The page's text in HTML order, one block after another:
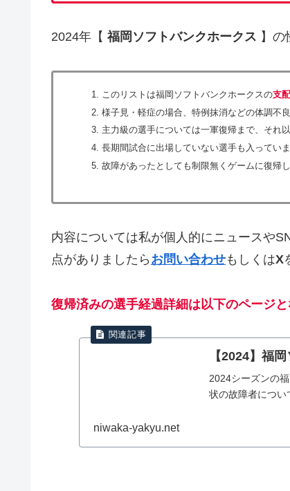
2024年【 福岡ソフトバンクホークス 】の
このリストは福岡ソフトバンクホークスの支
様子見・軽症の場合、特例抹消などの体調不
主力級の選手については一軍復帰まで、それ
長期間試合に出場していない選手も入ってい
故障があったとしても制限無くゲームに復帰
内容については私が個人的にニュースや
点がありましたら お問い合わせもしくはX
復帰済みの選手経過詳細は以下のページと
【2024】福
2024シーズンの
状の故障者につい
niwaka-yakyu.net